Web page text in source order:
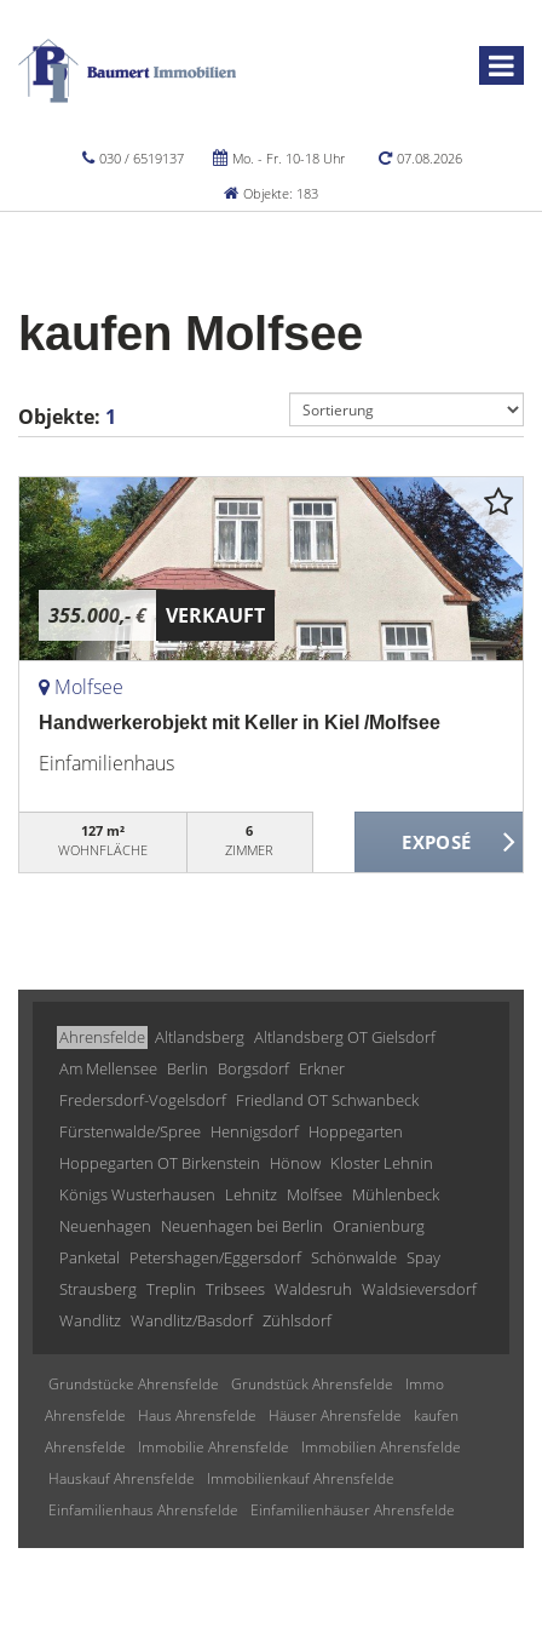
030 / 6519137 Mo. - Fr. 10-18 Uhr
07.08.2026
Objekte: 183
kaufen Molfsee
Objekte: 1
355.000,- € VERKAUFT
Molfsee
Handwerkerobjekt mit Keller in Kiel /Molfsee
Einfamilienhaus
127 m²
WOHNFLÄCHE
6
ZIMMER
Ahrensfelde Altlandsberg Altlandsberg OT Gielsdorf
Am Mellensee Berlin Borgsdorf Erkner
Fredersdorf-Vogelsdorf Friedland OT Schwanbeck
Fürstenwalde/Spree Hennigsdorf Hoppegarten
Hoppegarten OT Birkenstein Hönow Kloster Lehnin
Königs Wusterhausen Lehnitz Molfsee Mühlenbeck
Neuenhagen Neuenhagen bei Berlin Oranienburg
Panketal Petershagen/Eggersdorf Schönwalde Spay
Strausberg Treplin Tribsees Waldesruh Waldsieversdorf
Wandlitz Wandlitz/Basdorf Zühlsdorf
Grundstücke Ahrensfelde Grundstück Ahrensfelde
Immo
Ahrensfelde
Haus Ahrensfelde Häuser Ahrensfelde
kaufen
Ahrensfelde
Immobilie Ahrensfelde
Immobilien Ahrensfelde
Hauskauf Ahrensfelde
Immobilienkauf Ahrensfelde
Einfamilienhaus Ahrensfelde
Einfamilienhäuser Ahrensfelde